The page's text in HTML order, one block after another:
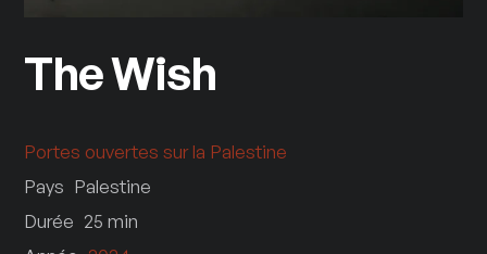
The Wish
Portes ouvertes sur la Palestine
Pays Palestine
Durée 25min